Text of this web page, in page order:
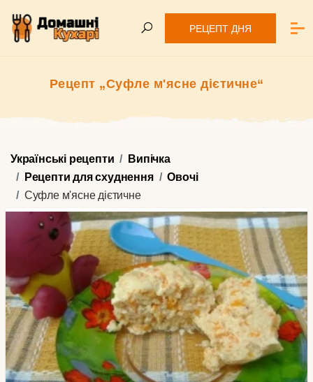
РЕЦЕПТ ДНЯ
Рецепт „Суфле м'ясне дієтичне“
Українські рецепти
Випічка
Рецепти для схуднення
Овочі
Суфле м'ясне дієтичне